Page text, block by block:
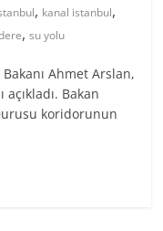
, kanal istanbul,
,su yolu
Ahmet Arslan,
Bakan
koridorunun